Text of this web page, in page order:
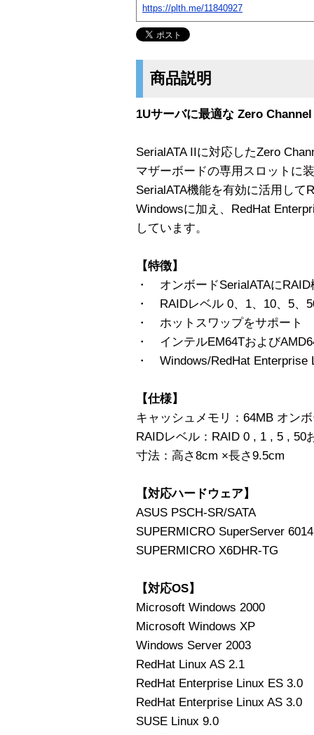
https://plth.me/11840927
商品説明
1Uサーバに最適な Zero
SerialATA IIに対応したZero
マザーボードの専用スロットに
SerialATA機能を有効に活用して
Windowsに加え、RedHat
しています。
【特徴】
・ オンボードSerialATAにRAID
・ RAIDレベル 0、1、10、5、
・ ホットスワップをサポート
・ インテルEM64Tおよび
・ Windows/RedHat Enterprise
【仕様】
キャッシュメモリ：64MB オン
RAIDレベル：RAID 0 , 1 , 5 , 50
寸法：高さ8cm ×長さ9.5cm
【対応ハードウェア】
ASUS PSCH-SR/SATA
SUPERMICRO SuperServer
SUPERMICRO X6DHR-TG
【対応OS】
Microsoft Windows 2000
Microsoft Windows XP
Windows Server 2003
RedHat Linux AS 2.1
RedHat Enterprise Linux ES 3.0
RedHat Enterprise Linux AS 3.0
SUSE Linux 9.0